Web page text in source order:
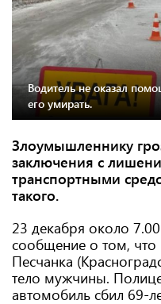
Водитель не оказал
его умирать.
Злоумышленнику
заключения с
транспортными
такого.
23 декабря около
сообщение о том, что
Песчанка
тело мужчины.
автомобиль сбил 69-